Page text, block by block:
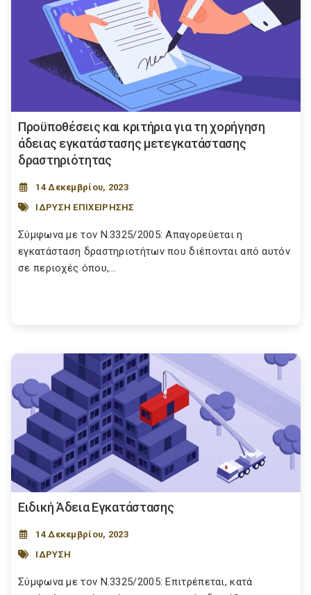
Προϋποθέσεις και κριτήρια για τη χορήγηση
άδειας εγκατάστασης μετεγκατάστασης
δραστηριότητας
14 Δεκεμβρίου, 2023
ΙΔΡΥΣΗ ΕΠΙΧΕΙΡΗΣΗΣ
Σύμφωνα με τον Ν.3325/2005: Απαγορεύεται η
εγκατάσταση δραστηριοτήτων που διέπονται από αυτόν
σε περιοχές όπου,...
Ειδική Άδεια Εγκατάστασης
14 Δεκεμβρίου, 2023
ΙΔΡΥΣΗ
Σύμφωνα με τον Ν.3325/2005: Επιτρέπεται, κατά